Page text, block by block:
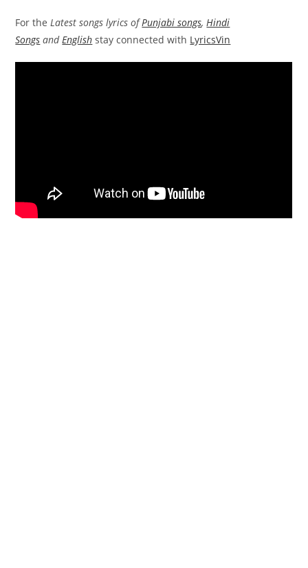
For theLatest songs lyrics ofPunjabi songs,Hindi
Songs andEnglish stay connected with LyricsVin